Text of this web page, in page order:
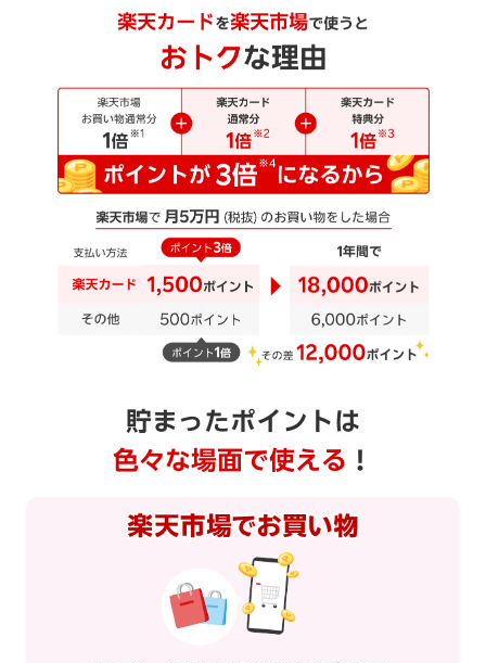
貯まったポイントは
色々な場面で使える ！